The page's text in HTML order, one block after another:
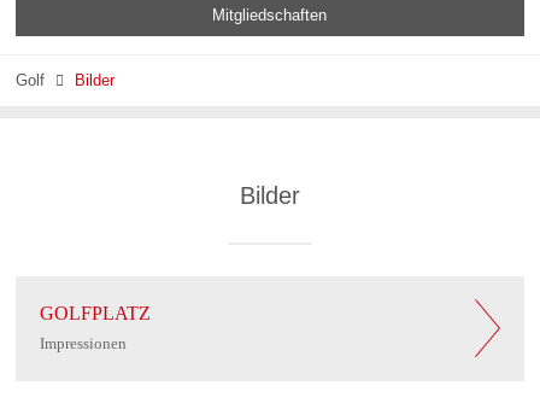
Mitgliedschaften
Golf  Bilder
Bilder
GOLFPLATZ
Impressionen